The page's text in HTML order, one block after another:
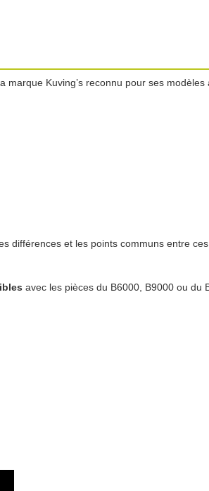
Kuving’s reconnu pour ses modèles
différences et les points communs entre
avec les pièces du B6000, B9000 ou du